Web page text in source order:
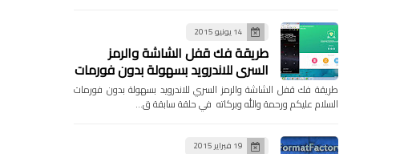
14 يونيو 2015
طريقة فك قفل الشاشة والرمز
السري للاندرويد بسهولة بدون فورمات
طريقة فك قفل الشاشة والرمز السري للاندرويد بسهولة بدون فورمات
السلام عليكم ورحمة والله وبركاته في حلقة سابقة ق…
19 فبراير 2015